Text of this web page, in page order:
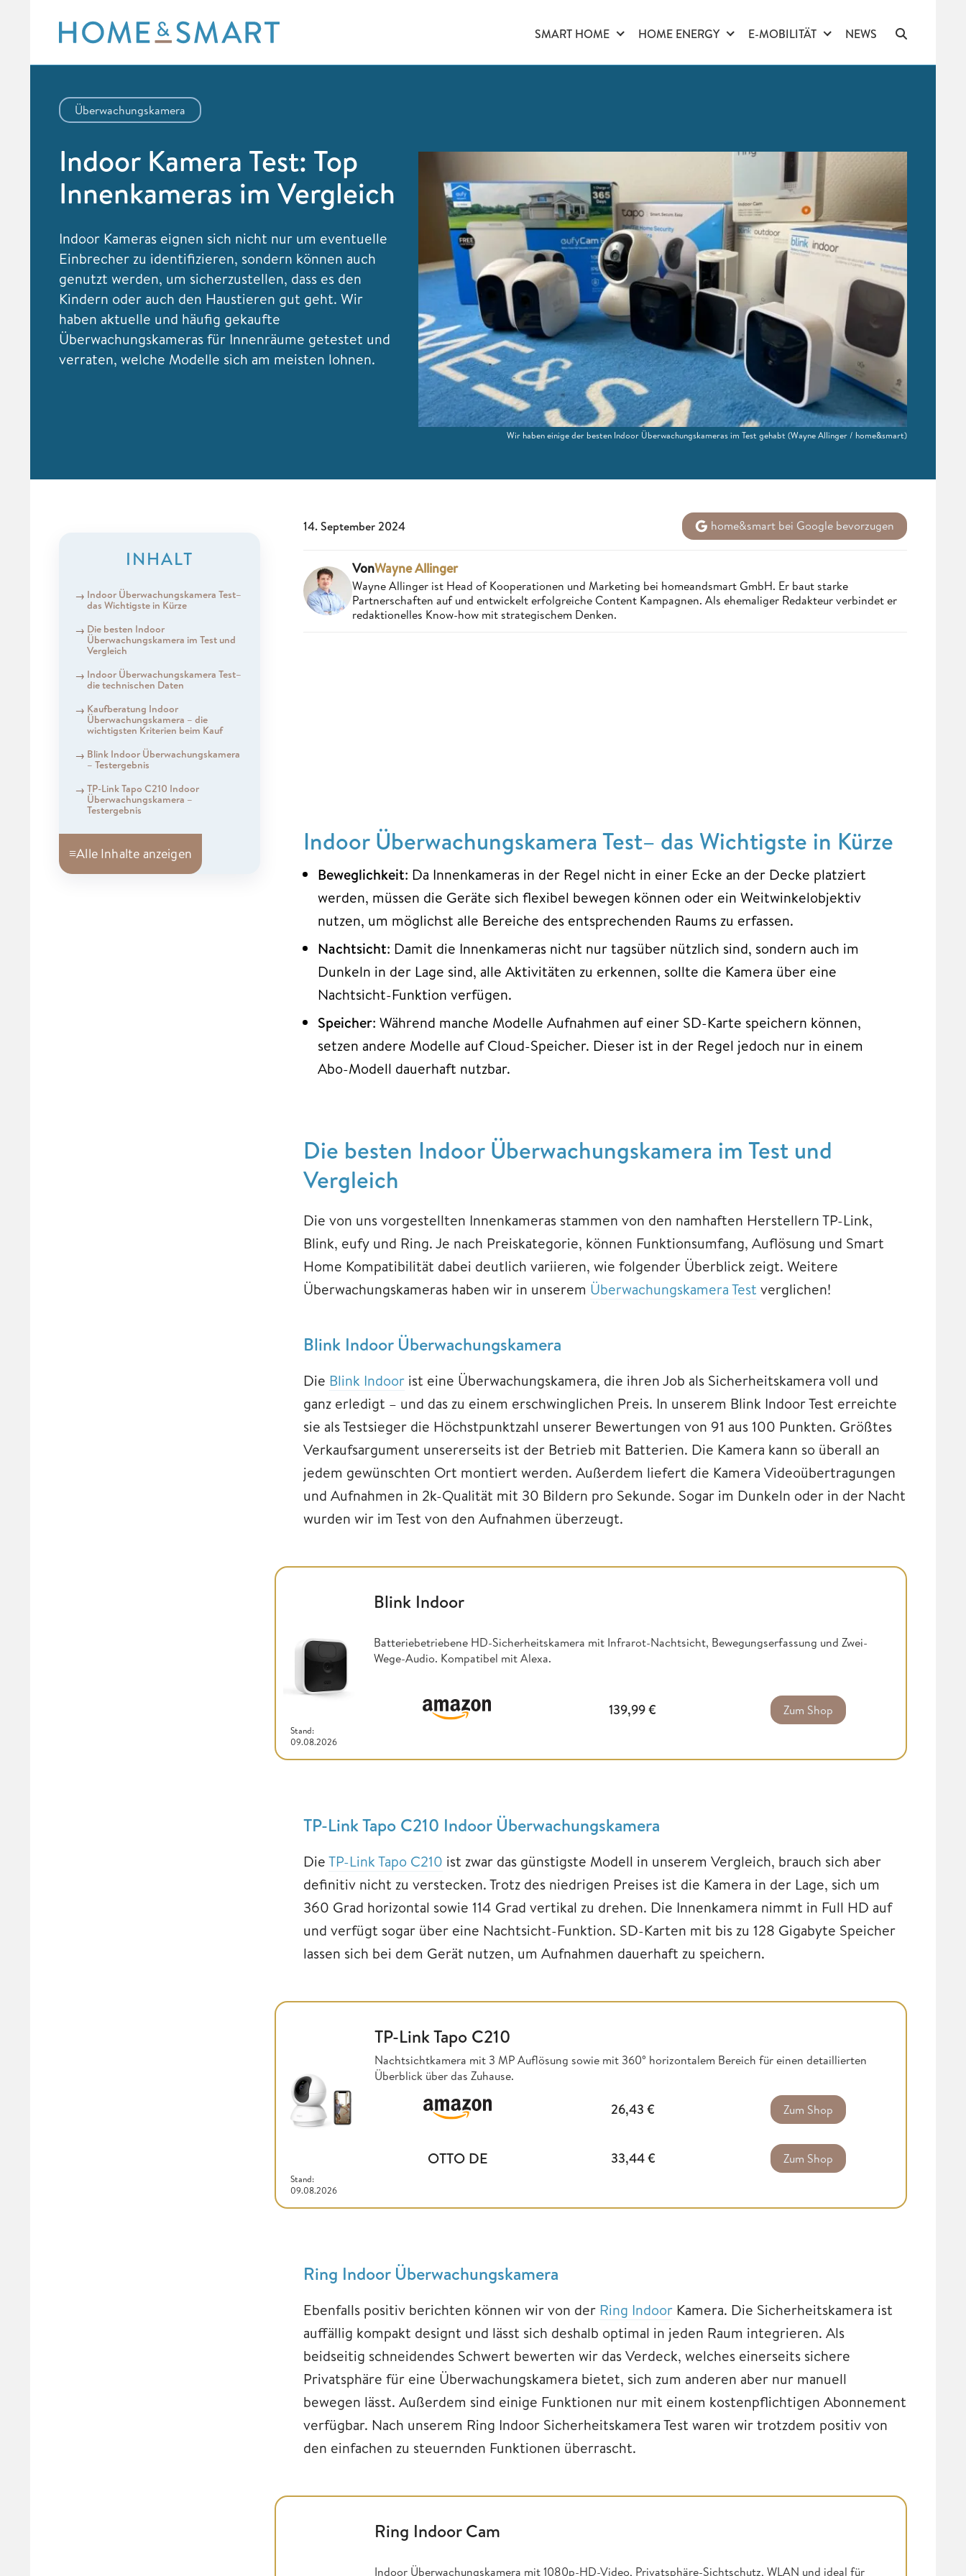
content
SMART HOME HOME ENERGY E-MOBILITÄT NEWS
Überwachungskamera
Indoor Kamera Test: Top
Innenkameras im Vergleich
Indoor Kameras eignen sich nicht nur um eventuelle
Einbrecher zu identifizieren, sondern können auch
genutzt werden, um sicherzustellen, dass es den
Kindern oder auch den Haustieren gut geht. Wir
haben aktuelle und häufig gekaufte
Überwachungskameras für Innenräume getestet und
verraten, welche Modelle sich am meisten lohnen.
Wir haben einige der besten Indoor Überwachungskameras im Test gehabt (Wayne Allinger / home&smart)
INHALT
Indoor Überwachungskamera Test–
das Wichtigste in Kürze
Die besten Indoor
Überwachungskamera im Test und
Vergleich
Indoor Überwachungskamera Test–
die technischen Daten
Kaufberatung Indoor
Überwachungskamera – die
wichtigsten Kriterien beim Kauf
Blink Indoor Überwachungskamera
– Testergebnis
TP-Link Tapo C210 Indoor
Überwachungskamera –
Testergebnis
≡Alle Inhalte anzeigen
14. September 2024 home&smart bei Google bevorzugen
VonWayne Allinger
Wayne Allinger ist Head of Kooperationen und Marketing bei homeandsmart GmbH. Er baut starke
Partnerschaften auf und entwickelt erfolgreiche Content Kampagnen. Als ehemaliger Redakteur verbindet er
redaktionelles Know-how mit strategischem Denken.
Indoor Überwachungskamera Test– das Wichtigste in Kürze
Beweglichkeit: Da Innenkameras in der Regel nicht in einer Ecke an der Decke platziert
werden, müssen die Geräte sich flexibel bewegen können oder ein Weitwinkelobjektiv
nutzen, um möglichst alle Bereiche des entsprechenden Raums zu erfassen.
Nachtsicht: Damit die Innenkameras nicht nur tagsüber nützlich sind, sondern auch im
Dunkeln in der Lage sind, alle Aktivitäten zu erkennen, sollte die Kamera über eine
Nachtsicht-Funktion verfügen.
Speicher: Während manche Modelle Aufnahmen auf einer SD-Karte speichern können,
setzen andere Modelle auf Cloud-Speicher. Dieser ist in der Regel jedoch nur in einem
Abo-Modell dauerhaft nutzbar.
Die besten Indoor Überwachungskamera im Test und
Vergleich
Die von uns vorgestellten Innenkameras stammen von den namhaften Herstellern TP-Link,
Blink, eufy und Ring. Je nach Preiskategorie, können Funktionsumfang, Auflösung und Smart
Home Kompatibilität dabei deutlich variieren, wie folgender Überblick zeigt. Weitere
Überwachungskameras haben wir in unserem Überwachungskamera Test verglichen!
Blink Indoor Überwachungskamera
Die Blink Indoor ist eine Überwachungskamera, die ihren Job als Sicherheitskamera voll und
ganz erledigt – und das zu einem erschwinglichen Preis. In unserem Blink Indoor Test erreichte
sie als Testsieger die Höchstpunktzahl unserer Bewertungen von 91 aus 100 Punkten. Größtes
Verkaufsargument unsererseits ist der Betrieb mit Batterien. Die Kamera kann so überall an
jedem gewünschten Ort montiert werden. Außerdem liefert die Kamera Videoübertragungen
und Aufnahmen in 2k-Qualität mit 30 Bildern pro Sekunde. Sogar im Dunkeln oder in der Nacht
wurden wir im Test von den Aufnahmen überzeugt.
Stand:
09.08.2026
Blink Indoor
Batteriebetriebene HD-Sicherheitskamera mit Infrarot-Nachtsicht, Bewegungserfassung und Zwei-
Wege-Audio. Kompatibel mit Alexa.
139,99€ Zum Shop
TP-Link Tapo C210 Indoor Überwachungskamera
DieTP-Link Tapo C210 ist zwar das günstigste Modell in unserem Vergleich, brauch sich aber
definitiv nicht zu verstecken. Trotz des niedrigen Preises ist die Kamera in der Lage, sich um
360 Grad horizontal sowie 114 Grad vertikal zu drehen. Die Innenkamera nimmt in Full HD auf
und verfügt sogar über eine Nachtsicht-Funktion. SD-Karten mit bis zu 128 Gigabyte Speicher
lassen sich bei dem Gerät nutzen, um Aufnahmen dauerhaft zu speichern.
Stand:
09.08.2026
TP-Link Tapo C210
Nachtsichtkamera mit 3 MP Auflösung sowie mit 360° horizontalem Bereich für einen detaillierten
Überblick über das Zuhause.
26,43€ Zum Shop
OTTO DE 33,44€ Zum Shop
Ring Indoor Überwachungskamera
Ebenfalls positiv berichten können wir von der Ring Indoor Kamera. Die Sicherheitskamera ist
auffällig kompakt designt und lässt sich deshalb optimal in jeden Raum integrieren. Als
beidseitig schneidendes Schwert bewerten wir das Verdeck, welches einerseits sichere
Privatsphäre für eine Überwachungskamera bietet, sich zum anderen aber nur manuell
bewegen lässt. Außerdem sind einige Funktionen nur mit einem kostenpflichtigen Abonnement
verfügbar. Nach unserem Ring Indoor Sicherheitskamera Test waren wir trotzdem positiv von
den einfachen zu steuernden Funktionen überrascht.
Ring Indoor Cam
Indoor Überwachungskamera mit 1080p-HD-Video, Privatsphäre-Sichtschutz, WLAN und ideal für